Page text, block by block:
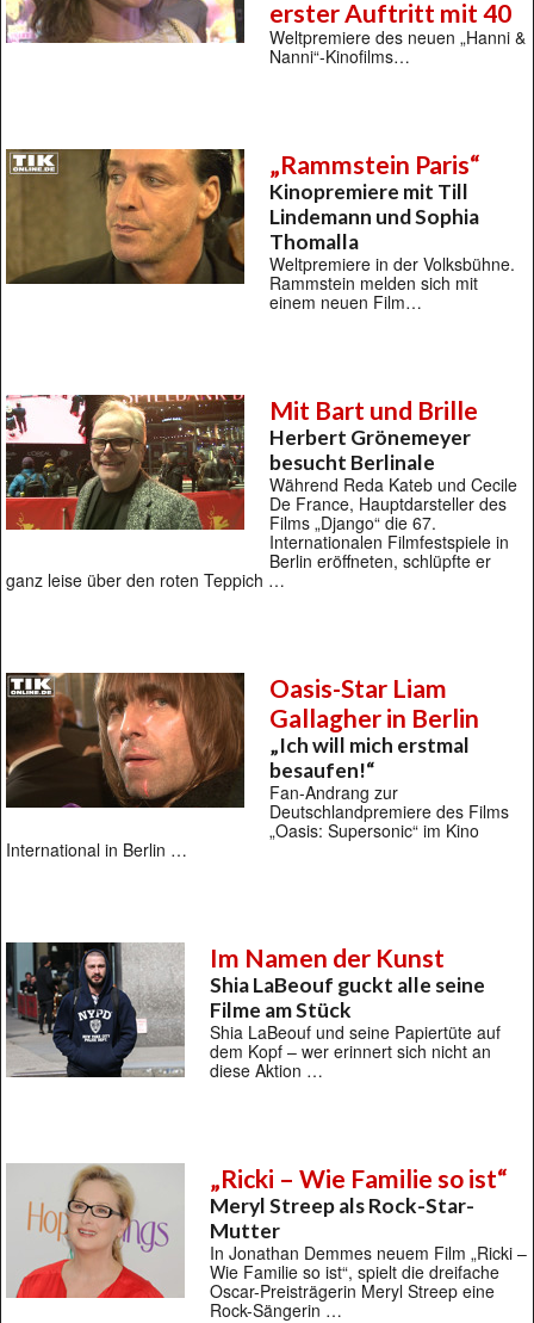
erster Auftritt mit 40
Weltpremiere des neuen „Hanni &
Nanni“-Kinofilms…
„Rammstein Paris“
Kinopremiere mit Till
Lindemann und Sophia
Thomalla
Weltpremiere in der Volksbühne.
Rammstein melden sich mit
einem neuen Film…
Mit Bart und Brille
Herbert Grönemeyer
besucht Berlinale
Während Reda Kateb und Cecile
De France, Hauptdarsteller des
Films „Django“ die 67.
Internationalen Filmfestspiele in
Berlin eröffneten, schlüpfte er
ganz leise über den roten Teppich …
Oasis-Star Liam
Gallagher in Berlin
„Ich will mich erstmal
besaufen!“
Fan-Andrang zur
Deutschlandpremiere des Films
„Oasis: Supersonic“ im Kino
International in Berlin …
Im Namen der Kunst
Shia LaBeouf guckt alle seine
Filme am Stück
Shia LaBeouf und seine Papiertüte auf
dem Kopf – wer erinnert sich nicht an
diese Aktion …
„Ricki – Wie Familie so ist“
Meryl Streep als Rock-Star-
Mutter
In Jonathan Demmes neuem Film „Ricki –
Wie Familie so ist“, spielt die dreifache
Oscar-Preisträgerin Meryl Streep eine
Rock-Sängerin …